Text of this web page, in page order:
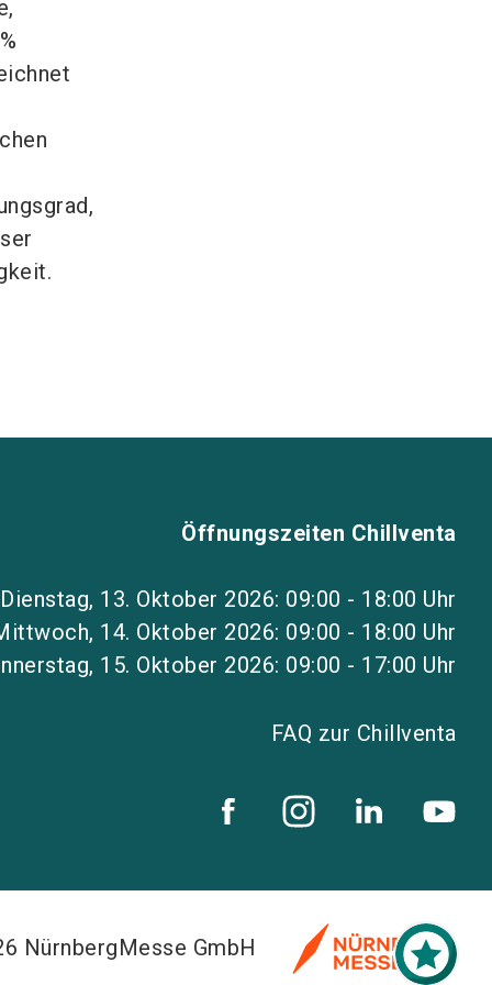
Öffnungszeiten Chillventa
Dienstag, 13. Oktober 2026: 09:00 - 18:00 Uhr
14. Oktober 2026: 09:00 - 18:00 Uhr
15. Oktober 2026: 09:00 - 17:00 Uhr
FAQ zur Chillventa
NürnbergMesse GmbH